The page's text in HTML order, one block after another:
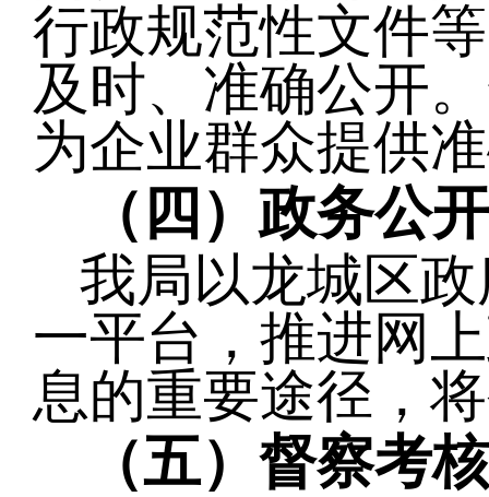
行政规范性文件
及时、准确公开
为企业群众提供
（四）政务公
我局以龙城区
一平台，推进网
息的重要途径，
（五）督察考